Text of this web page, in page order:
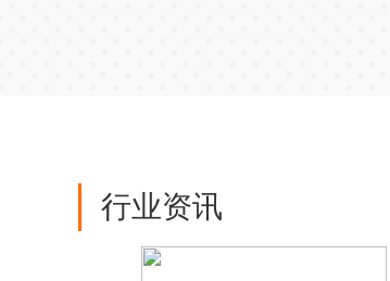
行业资讯